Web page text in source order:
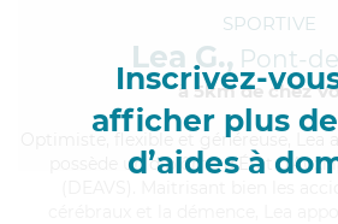
Inscrivez-
afficher plus
d’aides à
SPORTIVE
Lea G., Pont-
à 5km de chez
, flexible et généreuse, Lea
possède un diplôme d'État